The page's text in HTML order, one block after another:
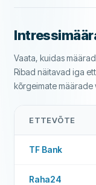
Maksehäired
Nädalavahetuse
Laenu
Ennetähtaegne
Väljamakse 24
Intressivaba laen
LISAINFO
ETTEVÕTE
TF Bank
Raha24
Vaata, kuidas
Ribad näitavad iga
kõrgeimate määrade